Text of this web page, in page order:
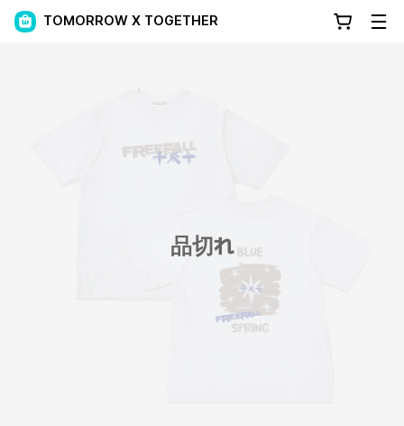
TOMORROW X TOGETHER
品切れ